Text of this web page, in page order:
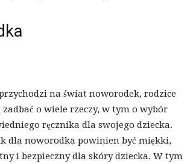
na świat noworodek, rodzice
zadbać o wiele rzeczy, w tym o wybór
ręcznika dla swojego dziecka.
dla noworodka powinien być miękki,
i bezpieczny dla skóry dziecka. W tym